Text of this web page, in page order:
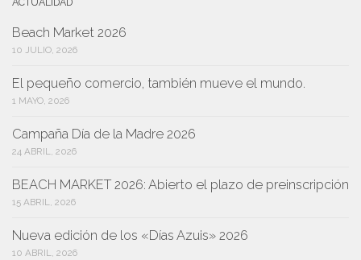
Beach Market 2026
10 JULIO, 2026
El pequeño comercio, también mueve el mundo.
1 MAYO, 2026
Campaña Día de la Madre 2026
24 ABRIL, 2026
BEACH MARKET 2026: Abierto el plazo de preinscripción
15 ABRIL, 2026
Nueva edición de los «Días Azuis» 2026
10 ABRIL, 2026